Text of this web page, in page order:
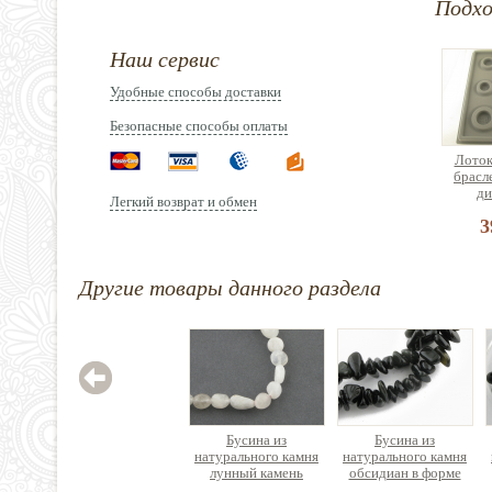
Наш сервис
Удобные способы доставки
Безопасные способы оплаты
Легкий возврат и обмен
Другие товары данного раздела
Бусина из
натурального камня
лунный камень
Бусина из
натурального камня
обсидиан в форме